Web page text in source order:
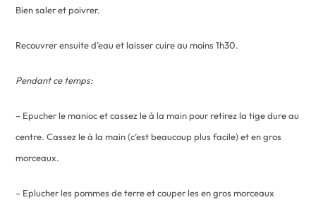
Bien saler et poivrer.
Recouvrer ensuite d’eau et laisser cuire au moins 1h30.
Pendant ce temps:
– Epucher le manioc et cassez le à la main pour retirez la tige dure au
centre. Cassez le à la main (c’est beaucoup plus facile) et en gros
morceaux.
– Eplucher les pommes de terre et couper les en gros morceaux